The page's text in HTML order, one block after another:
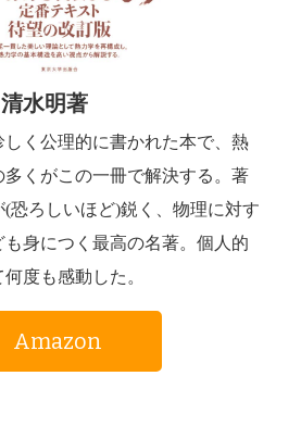
水明著
く公理的に書かれた本で、熱
くがこの一冊で解決する。著
恐ろしいほど)鋭く、物理に対す
身につく最高の名著。個人的
度も感動した。
Amazon